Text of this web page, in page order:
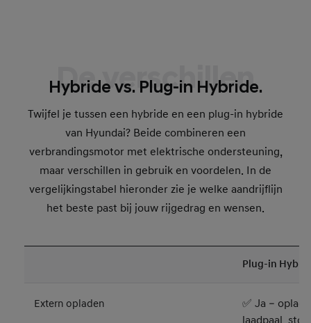
De verschillen
Hybride vs. Plug-in Hybride.
Twijfel je tussen een hybride en een plug-in hybride
van Hyundai? Beide combineren een
verbrandingsmotor met elektrische ondersteuning,
maar verschillen in gebruik en voordelen. In de
vergelijkingstabel hieronder zie je welke aandrijflijn
het beste past bij jouw rijgedrag en wensen.
Plug-in
Extern opladen
✅ Ja –